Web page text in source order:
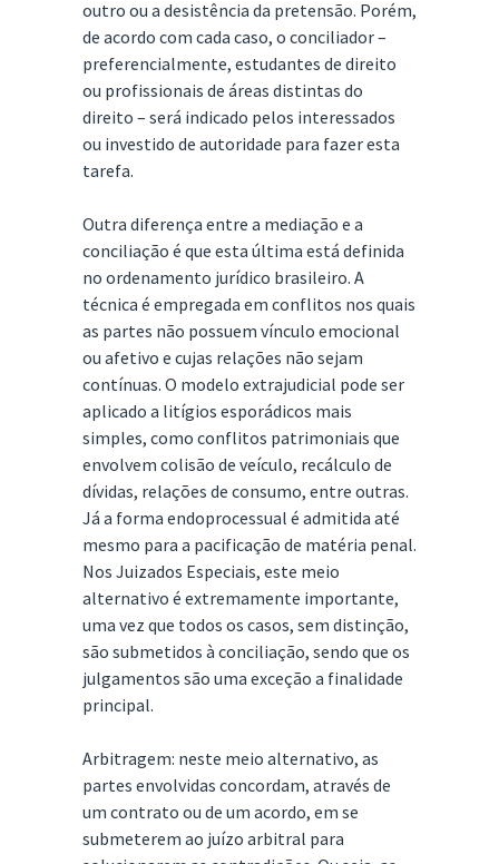
outro ou a desistência da pretensão. Porém,
de acordo com cada caso, o conciliador –
preferencialmente, estudantes de direito
ou profissionais de áreas distintas do
direito – será indicado pelos interessados
ou investido de autoridade para fazer esta
tarefa.
Outra diferença entre a mediação e a
conciliação é que esta última está definida
no ordenamento jurídico brasileiro. A
técnica é empregada em conflitos nos quais
as partes não possuem vínculo emocional
ou afetivo e cujas relações não sejam
contínuas. O modelo extrajudicial pode ser
aplicado a litígios esporádicos mais
simples, como conflitos patrimoniais que
envolvem colisão de veículo, recálculo de
dívidas, relações de consumo, entre outras.
Já a forma endoprocessual é admitida até
mesmo para a pacificação de matéria penal.
Nos Juizados Especiais, este meio
alternativo é extremamente importante,
uma vez que todos os casos, sem distinção,
são submetidos à conciliação, sendo que os
julgamentos são uma exceção a finalidade
principal.
Arbitragem: neste meio alternativo, as
partes envolvidas concordam, através de
um contrato ou de um acordo, em se
submeterem ao juízo arbitral para